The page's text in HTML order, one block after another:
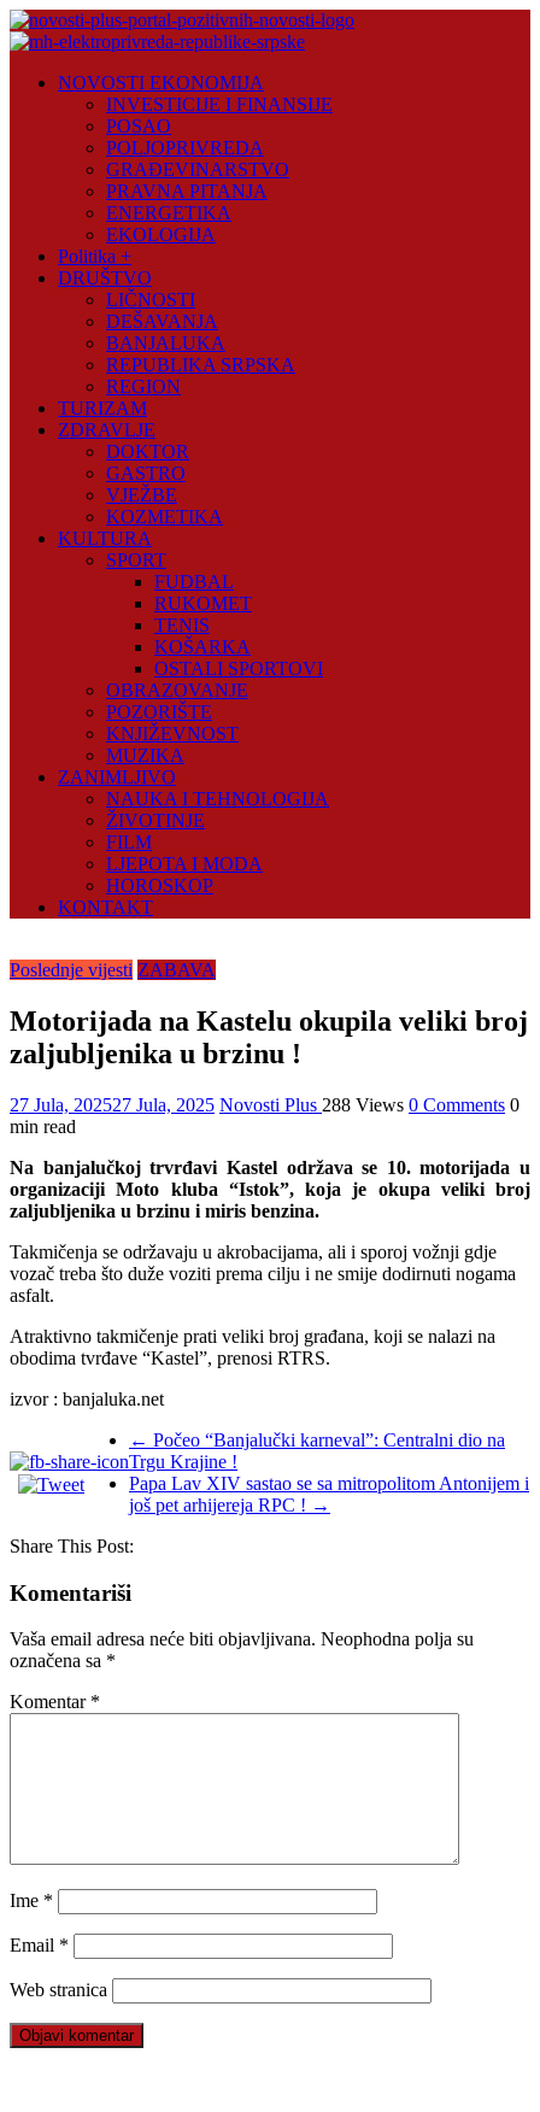
Skip
to
Plus
NOVOSTI EKONOMIJA
INVESTICIJE I FINANSIJE
POSAO
POLJOPRIVREDA
GRAĐEVINARSTVO
PRAVNA PITANJA
ENERGETIKA
EKOLOGIJA
Politika +
DRUŠTVO
LIČNOSTI
DEŠAVANJA
BANJALUKA
REPUBLIKA SRPSKA
REGION
TURIZAM
ZDRAVLJE
DOKTOR
GASTRO
VJEŽBE
KOZMETIKA
KULTURA
SPORT
FUDBAL
RUKOMET
TENIS
KOŠARKA
OSTALI SPORTOVI
OBRAZOVANJE
POZORIŠTE
KNJIŽEVNOST
MUZIKA
ZANIMLJIVO
NAUKA I TEHNOLOGIJA
ŽIVOTINJE
FILM
LJEPOTA I MODA
HOROSKOP
KONTAKT
Poslednje vijesti ZABAVA
Motorijada na Kastelu okupila veliki broj
zaljubljenika u brzinu !
27 Jula, 202527 Jula, 2025 Novosti Plus 288 Views 0 Comments 0
min read
Na banjalučkoj trvrđavi Kastel održava se 10. motorijada u
organizaciji Moto kluba “Istok”, koja je okupa veliki broj
zaljubljenika u brzinu i miris benzina.
Takmičenja se održavaju u akrobacijama, ali i sporoj vožnji gdje
vozač treba što duže voziti prema cilju i ne smije dodirnuti nogama
asfalt.
Atraktivno takmičenje prati veliki broj građana, koji se nalazi na
obodima tvrđave “Kastel”, prenosi RTRS.
izvor : banjaluka.net
← Počeo “Banjalučki karneval”: Centralni dio na
Trgu Krajine !
Papa Lav XIV sastao se sa mitropolitom Antonijem i
još pet arhijereja RPC ! →
Share This Post:
Komentariši
Vaša email adresa neće biti objavljivana. Neophodna polja su
označena sa *
Komentar *
Ime *
Email *
Web stranica